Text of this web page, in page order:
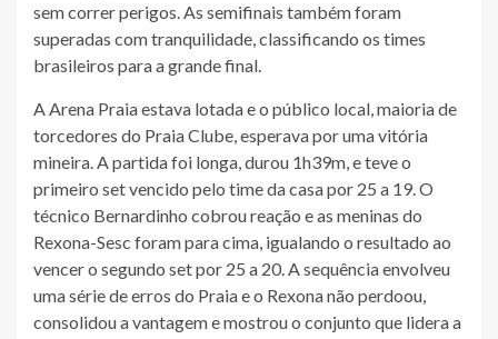
sem correr perigos. As semifinais também foram
superadas com tranquilidade, classificando os times
brasileiros para a grande final.
A Arena Praia estava lotada e o público local, maioria de
torcedores do Praia Clube, esperava por uma vitória
mineira. A partida foi longa, durou 1h39m, e teve o
primeiro set vencido pelo time da casa por 25 a 19. O
técnico Bernardinho cobrou reação e as meninas do
Rexona-Sesc foram para cima, igualando o resultado ao
vencer o segundo set por 25 a 20. A sequência envolveu
uma série de erros do Praia e o Rexona não perdoou,
consolidou a vantagem e mostrou o conjunto que lidera a